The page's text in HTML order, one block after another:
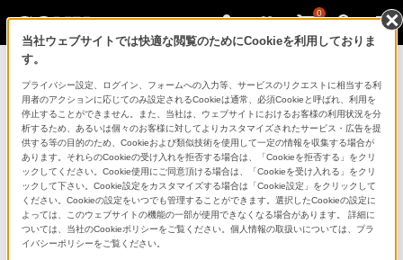
0
製品を安全に、安心してご使用いただ
くために
日常の清掃・点検が大切です。安全のため取扱説明書を
よく読みましょう。
製品に関する重要なお知らせ
当社ウェブサイトでは快適な閲覧のためにCookieを利用しておりま
す。
プライバシー設定、ログイン、フォームへの入力等、サービスのリクエストに相当する利
用者のアクションに応じてのみ設定されるCookieは通常、必須Cookieと呼ばれ、利用を
停止することができません。また、当社は、ウェブサイトにおけるお客様の利用状況を分
析するため、あるいは個々のお客様に対してよりカスタマイズされたサービス・広告を提
供する等の目的のため、Cookieおよび類似技術を使用して一定の情報を収集する場合が
あります。それらのCookieの受け入れを拒否する場合は、「Cookieを拒否する」をクリ
ックしてください。Cookie使用にご同意頂ける場合は、「Cookieを受け入れる」をクリ
ックして下さい。Cookie設定をカスタマイズする場合は「Cookie設定」をクリックして
ください。Cookieの設定をいつでも管理することができます。選択したCookieの設定に
よっては、このウェブサイトの機能の一部が使用できなくなる場合があります。 詳細に
ついては、当社のCookieポリシーをご覧ください。個人情報の取扱いについては、プラ
イバシーポリシーをご覧ください。